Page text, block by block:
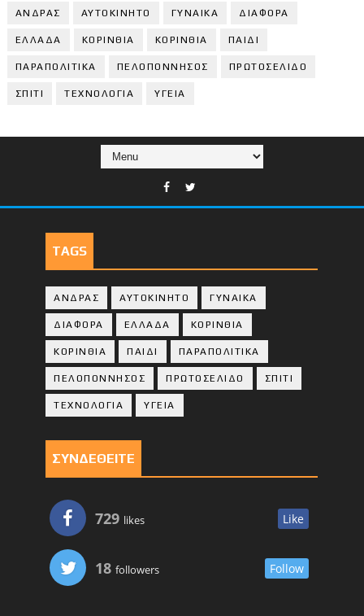
ΑΝΔΡΑΣ ΑΥΤΟΚΙΝΗΤΟ ΓΥΝΑΙΚΑ ΔΙΑΦΟΡΑ
ΕΛΛΑΔΑ ΚΟΡΙΝΘΙΑ ΚΟΡΙΝΘΙA ΠΑΙΔΙ
ΠΑΡΑΠΟΛΙΤΙΚΑ ΠΕΛΟΠΟΝΝΗΣΟΣ ΠΡΩΤΟΣΕΛΙΔΟ
ΣΠΙΤΙ ΤΕΧΝΟΛΟΓΙΑ ΥΓΕΙΑ
TAGS
ΑΝΔΡΑΣ ΑΥΤΟΚΙΝΗΤΟ ΓΥΝΑΙΚΑ
ΔΙΑΦΟΡΑ ΕΛΛΑΔΑ ΚΟΡΙΝΘΙΑ
ΚΟΡΙΝΘΙA ΠΑΙΔΙ ΠΑΡΑΠΟΛΙΤΙΚΑ
ΠΕΛΟΠΟΝΝΗΣΟΣ ΠΡΩΤΟΣΕΛΙΔΟ ΣΠΙΤΙ
ΤΕΧΝΟΛΟΓΙΑ ΥΓΕΙΑ
ΣΥΝΔΕΘΕΙΤΕ
729 likes Like
18 followers Follow